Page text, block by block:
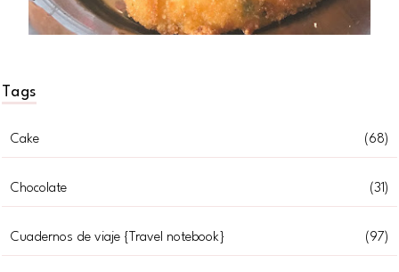
Tags
Cake (68)
Chocolate (31)
Cuadernos de viaje {Travel notebook} (97)